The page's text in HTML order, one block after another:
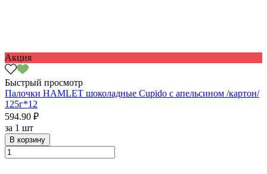
Акция
Быстрый просмотр
Палочки HAMLET шоколадные Cupido с апельсином /картон/
125г*12
594.90 ₽
за 1 шт
В корзину